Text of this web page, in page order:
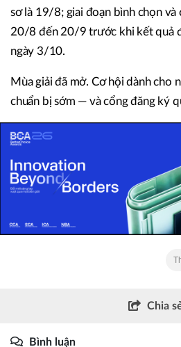
sơ là 19/8; giai đoạn bình chọn và
20/8 đến 20/9 trước khi kết quả
ngày 3/10.
Mùa giải đã mở. Cơ hội dành cho
chuẩn bị sớm — và cổng đăng ký
Chia
Bình luận